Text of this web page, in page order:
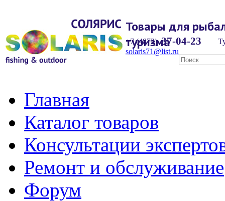
Товары для
туризма
+7 (4872) 37-04-23
solaris71@list.ru
Главная
Каталог товаров
Консультации
Ремонт и обслуживание
Форум